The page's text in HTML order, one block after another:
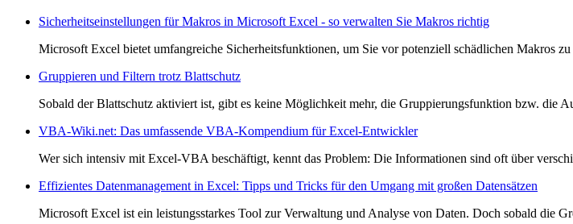
Sicherheitseinstellungen für Makros in Microsoft Excel - so verwalten Sie Makros richtig
Microsoft Excel bietet umfangreiche Sicherheitsfunktionen, um Sie vor potenziell schädlichen Makros zu
Gruppieren und Filtern trotz Blattschutz
Sobald der Blattschutz aktiviert ist, gibt es keine Möglichkeit mehr, die Gruppierungsfunktion bzw. die
VBA-Wiki.net: Das umfassende VBA-Kompendium für Excel-Entwickler
Wer sich intensiv mit Excel-VBA beschäftigt, kennt das Problem: Die Informationen sind oft über
Effizientes Datenmanagement in Excel: Tipps und Tricks für den Umgang mit großen Datensätzen
Microsoft Excel ist ein leistungsstarkes Tool zur Verwaltung und Analyse von Daten. Doch sobald die